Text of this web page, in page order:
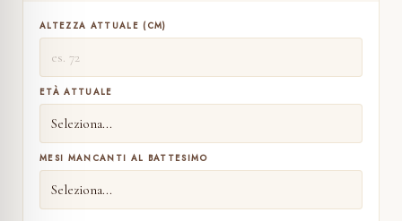
ALTEZZA ATTUALE (CM)
ETÀ ATTUALE
MESI MANCANTI AL BATTESIMO